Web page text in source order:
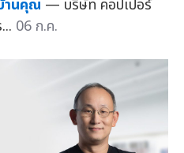
านคุณ — บริษัท คอปเปอร์
06 ก.ค.